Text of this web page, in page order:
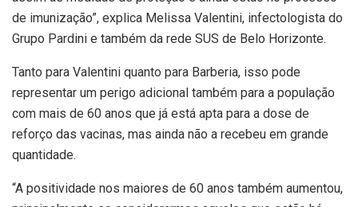
de imunização”, explica Melissa Valentini, infectologista do
Grupo Pardini e também da rede SUS de Belo Horizonte.
Tanto para Valentini quanto para Barberia, isso pode
representar um perigo adicional também para a população
com mais de 60 anos que já está apta para a dose de
reforço das vacinas, mas ainda não a recebeu em grande
quantidade.
“A positividade nos maiores de 60 anos também aumentou,